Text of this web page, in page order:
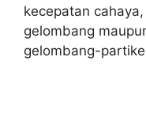
kecepatan
gelombang
gelombang-